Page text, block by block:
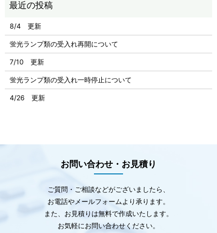
8/4 更新
蛍光ランプ類の受入れ再開について
7/10 更新
蛍光ランプ類の受入れ一時停止について
4/26 更新
お問い合わせ・お見積り
ご質問・ご相談などがございましたら、
お電話やメールフォームより承ります。
また、お見積りは無料で作成いたします。
お気軽にお問い合わせください。